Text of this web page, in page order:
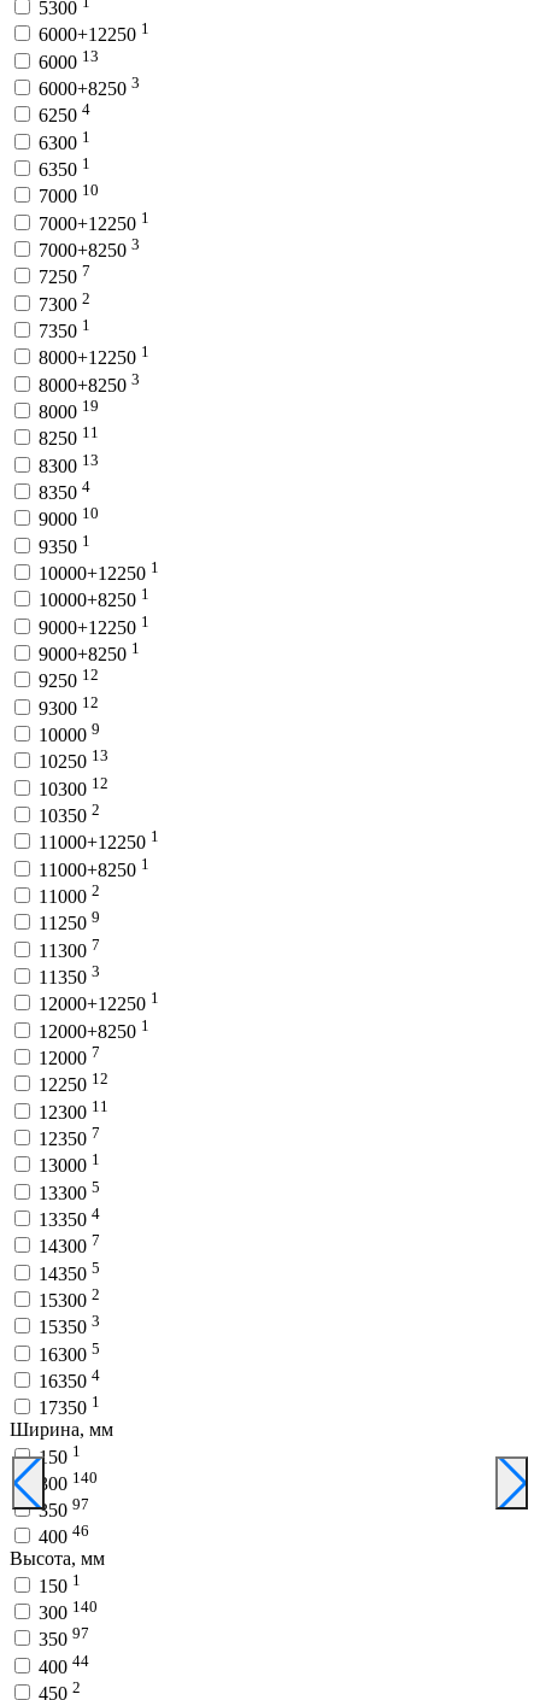
5300
6000+12250 1
6000 13
6000+8250 3
6250 4
6300 1
6350 1
7000 10
7000+12250 1
7000+8250 3
7250 7
7300 2
7350 1
8000+12250 1
8000+8250 3
8000 19
8250 11
8300 13
8350 4
9000 10
9350 1
10000+12250 1
10000+8250 1
9000+12250 1
9000+8250 1
9250 12
9300 12
10000 9
10250 13
10300 12
10350 2
11000+12250 1
11000+8250 1
11000 2
11250 9
11300 7
11350 3
12000+12250 1
12000+8250 1
12000 7
12250 12
12300 11
12350 7
13000 1
13300 5
13350 4
14300 7
14350 5
15300 2
15350 3
16300 5
16350 4
17350 1
Ширина, мм
150 1
300 140
350 97
400 46
Высота, мм
150 1
300 140
350 97
400 44
450 2